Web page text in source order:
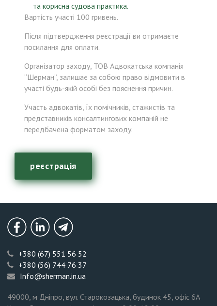
та корисна судова практика.
Вартість участі 100 гривень.
Після підтвердження реєстрації ви отримаєте
посилання для оплати.
Організатор заходу, ТОВ Адвокатська компанія
“Шерман”, залишає за собою право відмовити в
участі будь-якій особі без пояснення причин.
Участь адвокатів, їх помічників, стажистів та
представників консалтингових компаній не
передбачена форматом заходу.
реєстрація
+380 (67) 551 56 52
+380 (56) 744 76 37
Info@sherman.in.ua
49000, м Дніпро, вул. Старокозацька, будинок 45, офіс 6А